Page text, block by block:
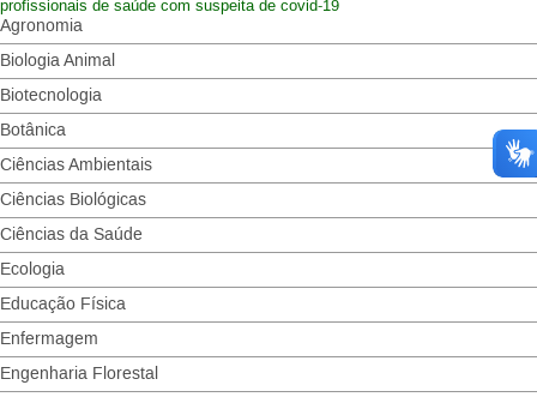
profissionais de saúde com suspeita de covid-19
Agronomia
Biologia Animal
Biotecnologia
Botânica
Ciências Ambientais
Ciências Biológicas
Ciências da Saúde
Ecologia
Educação Física
Enfermagem
Engenharia Florestal